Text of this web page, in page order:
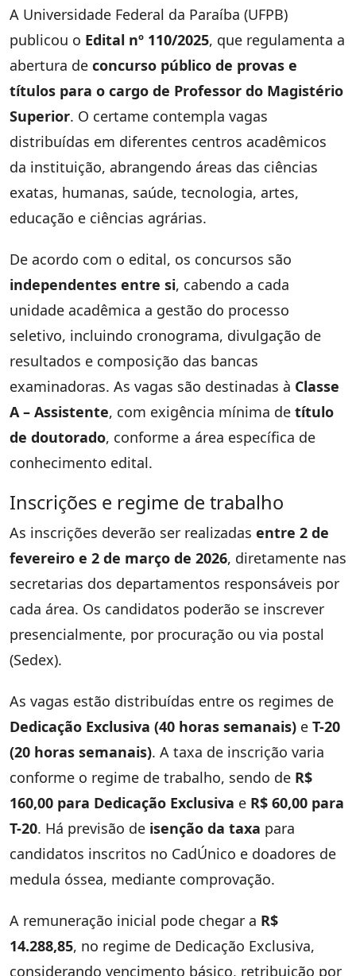
A Universidade Federal da Paraíba (UFPB)
publicou o Edital nº 110/2025, que regulamenta a
abertura de concurso público de provas e
títulos para o cargo de Professor do Magistério
Superior. O certame contempla vagas
distribuídas em diferentes centros acadêmicos
da instituição, abrangendo áreas das ciências
exatas, humanas, saúde, tecnologia, artes,
educação e ciências agrárias.
De acordo com o edital, os concursos são
independentes entre si, cabendo a cada
unidade acadêmica a gestão do processo
seletivo, incluindo cronograma, divulgação de
resultados e composição das bancas
examinadoras. As vagas são destinadas à Classe
A – Assistente, com exigência mínima de título
de doutorado, conforme a área específica de
conhecimento edital.
Inscrições e regime de trabalho
As inscrições deverão ser realizadas entre 2 de
fevereiro e 2 de março de 2026, diretamente nas
secretarias dos departamentos responsáveis por
cada área. Os candidatos poderão se inscrever
presencialmente, por procuração ou via postal
(Sedex).
As vagas estão distribuídas entre os regimes de
Dedicação Exclusiva (40 horas semanais) e T-20
(20 horas semanais). A taxa de inscrição varia
conforme o regime de trabalho, sendo de R$
160,00 para Dedicação Exclusiva e R$ 60,00 para
T-20. Há previsão de isenção da taxa para
candidatos inscritos no CadÚnico e doadores de
medula óssea, mediante comprovação.
A remuneração inicial pode chegar a R$
14.288,85, no regime de Dedicação Exclusiva,
considerando vencimento básico, retribuição por